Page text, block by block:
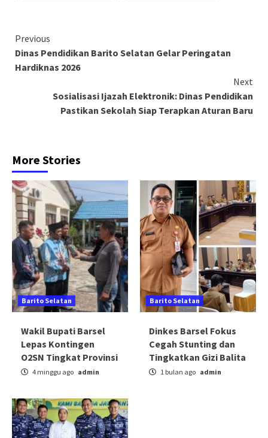
Continue
Reading
Previous
Dinas Pendidikan Barito Selatan Gelar Peringatan
Hardiknas 2026
Next
Sosialisasi Ijazah Elektronik: Dinas Pendidikan
Pastikan Sekolah Siap Terapkan Aturan Baru
More Stories
Barito Selatan
Wakil Bupati Barsel
Lepas Kontingen
O2SN Tingkat Provinsi
4 minggu ago admin
Barito Selatan
Dinkes Barsel Fokus
Cegah Stunting dan
Tingkatkan Gizi Balita
1 bulan ago admin